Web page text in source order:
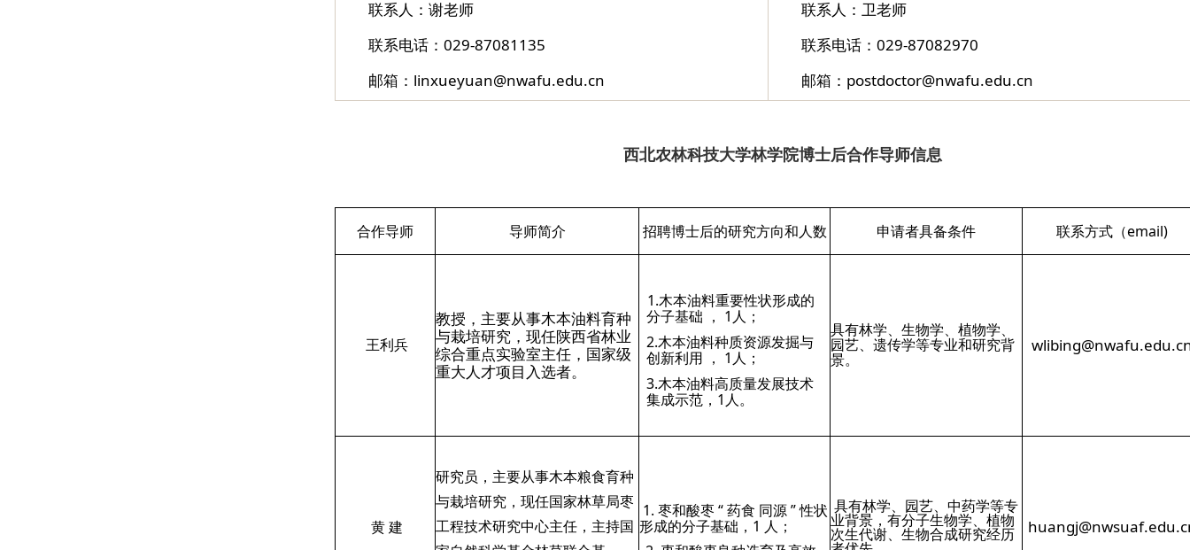
联系人：谢老师
联系电话：029-87081135
邮箱：linxueyuan@nwafu.edu.cn
联系人：卫老师
联系电话：029-87082970
邮箱：postdoctor@nwafu.edu.cn
西北农林科技大学林学院博士后合作导师信息
合作导师 导师简介 招聘博士后的研究方向和人数 申请者具备条件 联系方式（email)
王利兵
教授，主要从事木本油料育种
与栽培研究，现任陕西省林业
综合重点实验室主任，国家级
重大人才项目入选者。
1.木本油料重要性状形成的
分子基础 ， 1人；
2.木本油料种质资源发掘与
创新利用 ， 1人；
3.木本油料高质量发展技术
集成示范，1人。
具有林学、生物学、植物学、
园艺、遗传学等专业和研究背
景。
黄 建
研究员，主要从事木本粮食育种
与栽培研究，现任国家林草局枣
工程技术研究中心主任，主持国
1. 枣和酸枣 “ 药食 同源 ” 性状
形成的分子基础，1 人；
具有林学、园艺、中药学等专
业背景，有分子生物学、植物
次生代谢、生物合成研究经历